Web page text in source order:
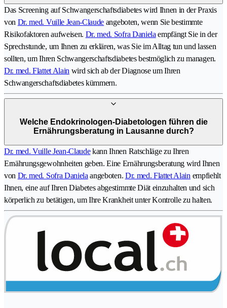
Das Screening auf Schwangerschaftsdiabetes wird Ihnen in der Praxis
von Dr. med. Vuille Jean-Claude angeboten, wenn Sie bestimmte
Risikofaktoren aufweisen. Dr. med. Sofra Daniela empfängt Sie in der
Sprechstunde, um Ihnen zu erklären, was Sie im Alltag tun und lassen
sollten, um Ihren Schwangerschaftsdiabetes bestmöglich zu managen.
Dr. med. Flattet Alain wird sich ab der Diagnose um Ihren
Schwangerschaftsdiabetes kümmern.
Welche Endokrinologen-Diabetologen führen die
Ernährungsberatung in Lausanne durch?
Dr. med. Vuille Jean-Claudekann Ihnen Ratschläge zu Ihren
Ernährungsgewohnheiten geben. Eine Ernährungsberatung wird Ihnen
von Dr. med. Sofra Daniela angeboten. Dr. med. Flattet Alain empfiehlt
Ihnen, eine auf Ihren Diabetes abgestimmte Diät einzuhalten und sich
körperlich zu betätigen, um Ihre Krankheit unter Kontrolle zu halten.